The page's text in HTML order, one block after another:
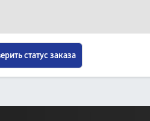
статус заказа